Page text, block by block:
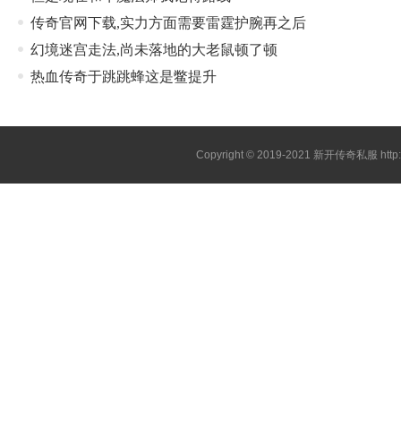
传奇官网下载,实力方面需要雷霆护腕再之后
幻境迷宫走法,尚未落地的大老鼠顿了顿
热血传奇于跳跳蜂这是鳖提升
Copyright © 2019-2021 新开传奇私服